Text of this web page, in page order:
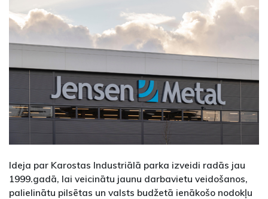
Ideja par Karostas Industriālā parka izveidi radās jau
1999.gadā, lai veicinātu jaunu darbavietu veidošanos,
palielinātu pilsētas un valsts budžetā ienākošo nodokļu